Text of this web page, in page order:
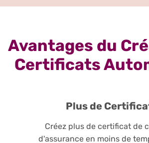
Avantages du
Certificats
Plus de
Créez plus de certificat de
d'assurance en moins de